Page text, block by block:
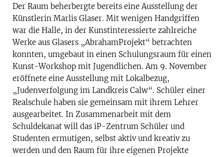
Der Raum beherbergte bereits eine Ausstellung der
Künstlerin Marlis Glaser. Mit wenigen Handgriffen
war die Halle, in der Kunstinteressierte zahlreiche
Werke aus Glasers „Abraham­Projekt“ betrachten
konnten, umgebaut in einen Schulungsraum für einen
Kunst-Workshop mit Jugendlichen. Am 9. November
eröffnete eine Ausstellung mit Lokalbezug,
„Judenverfolgung im Landkreis Calw“. Schüler einer
Realschule haben sie gemeinsam mit ihrem Lehrer
ausgearbeitet. In Zusammenarbeit mit dem
Schuldekanat will das iP-Zentrum Schüler und
Studenten ermutigen, selbst aktiv und kreativ zu
werden und den Raum für ihre eigenen Projekte